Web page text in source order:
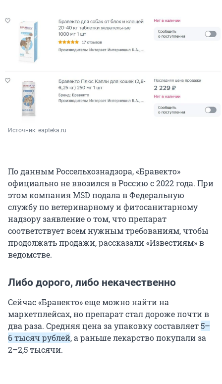
Источник: eapteka.ru
По данным Россельхознадзора, «Бравекто»
официально не ввозился в Россию с 2022 года. При
этом компания MSD подала в Федеральную
службу по ветеринарному и фитосанитарному
надзору заявление о том, что препарат
соответствует всем нужным требованиям, чтобы
продолжать продажи, рассказали «Известиям» в
ведомстве.
Либо дорого, либо некачественно
Сейчас «Бравекто» еще можно найти на
маркетплейсах, но препарат стал дороже почти в
два раза. Средняя цена за упаковку составляет5–
6 тысяч рублей, а раньше лекарство покупали за
2–2,5 тысячи.